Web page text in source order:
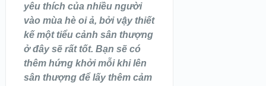
yêu thích của nhiều người
vào mùa hè oi ả, bởi vậy thiết
kế một tiểu cảnh sân thượng
ở đây sẽ rất tốt. Bạn sẽ có
thêm hứng khởi mỗi khi lên
sân thượng để lấy thêm cảm